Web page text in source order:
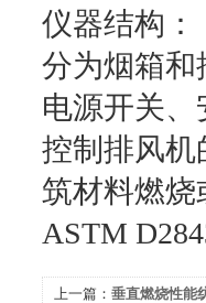
仪器结构：
分为烟箱和
电源开关
控制排风机
筑材料燃
ASTM
上一篇： 垂直燃烧性能